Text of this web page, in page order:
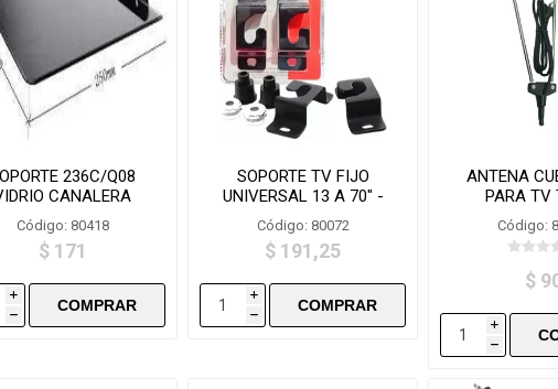
236C/Q08
CANALERA
Código: 80418
$ 171
i
h
SOPORTE TV FIJO
UNIVERSAL 13 A 70" -
LYZ800
Código: 80072
$ 191,25
i
h
ANTENA
PARA TV
Código:
$
i
h